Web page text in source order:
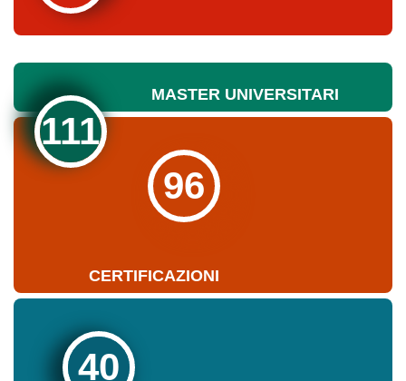
111
MASTER UNIVERSITARI
96
CERTIFICAZIONI
40